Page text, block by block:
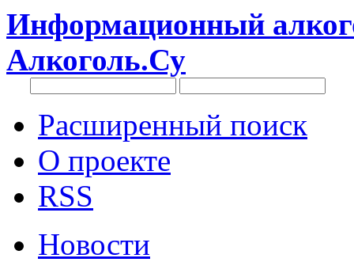
Информационный
Алкоголь.Су
Расширенный поиск
О проекте
RSS
Новости